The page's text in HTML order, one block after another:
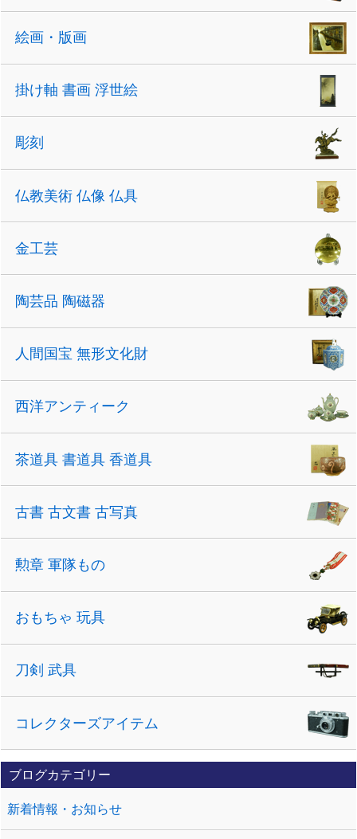
絵画・版画
掛け軸 書画 浮世絵
彫刻
仏教美術 仏像 仏具
金工芸
陶芸品 陶磁器
人間国宝 無形文化財
西洋アンティーク
茶道具 書道具 香道具
古書 古文書 古写真
勲章 軍隊もの
おもちゃ 玩具
刀剣 武具
コレクターズアイテム
ブログカテゴリー
新着情報・お知らせ